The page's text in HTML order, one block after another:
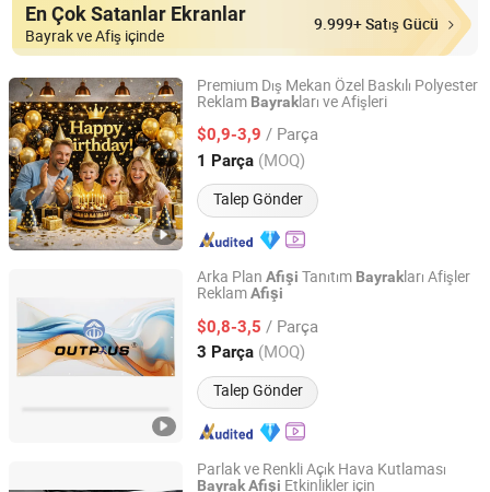
En Çok Satanlar Ekranlar
Bayrak ve Afiş içinde
9.999+ Satış Gücü
Premium Dış Mekan Özel Baskılı Polyester
Reklam Bayrakları ve Afişleri
$0,9-3,9 / Parça
1 Parça (MOQ)
Talep Gönder
Weifang Ronning Industry Co., Ltd.
Shandong, China Fiyat 2019
Arka Plan Afişi Tanıtım Bayrakları Afişler
ReklamAfişi
$0,8-3,5 / Parça
3 Parça (MOQ)
Talep Gönder
Hebei New Sight Outdoor Products Co., Ltd.
Hebei, China Fiyat 2025
Parlak ve Renkli Açık Hava Kutlaması
BayrakAfişi Etkinlikler için